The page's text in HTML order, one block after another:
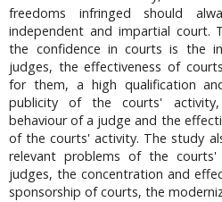
freedoms infringed should
independent and impartial court.
the confidence in courts is the
judges, the effectiveness of
for them, a high qualification
publicity of the courts'
behaviour of a judge and the
of the courts' activity. The study
relevant problems of the
judges, the concentration and
sponsorship of courts, the